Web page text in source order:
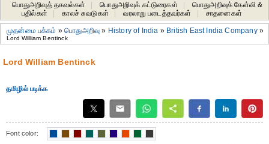
பொதுஅறிவுத் தகவல்கள் பொதுஅறிவுக் கட்டுரைகள்
பொதுஅறிவுக் கேள்வி &
பதில்கள்
காலச் சுவடுகள் வரலாறு படைத்தவர்கள் சாதனைகள்‎
முதன்மை பக்கம் »பொதுஅறிவு » History of India » British East India Company»
Lord William Bentinck
Lord William Bentinck
தமிழில் படிக்க
Font color: